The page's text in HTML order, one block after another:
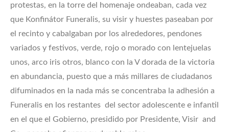
protestas, en la torre del homenaje ondeaban, cada vez
que Konfinátor Funeralis, su visir y huestes paseaban por
el recinto y cabalgaban por los alrededores, pendones
variados y festivos, verde, rojo o morado con lentejuelas
unos, arco iris otros, blanco con la V dorada de la victoria
en abundancia, puesto que a más millares de ciudadanos
difuminados en la nada más se concentraba la adhesión a
Funeralis en los restantes del sector adolescente e infantil
en el que el Gobierno, presidido por Presidente, Visir and